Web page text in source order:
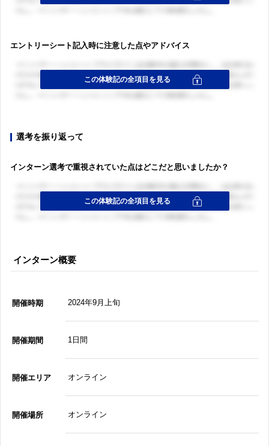
エントリーシート記入時に注意した点やアドバイス
選考を振り返って
インターン選考で重視されていた点はどこだと思いましたか？
インターン概要
開催時期 2024年9月上旬
開催期間 1日間
開催エリア オンライン
開催場所 オンライン